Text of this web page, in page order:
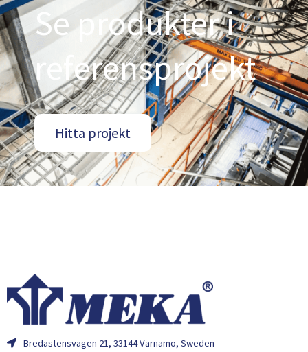
Se produkter i
referensprojekt
Hitta projekt
Bredastensvägen 21, 33144 Värnamo, Sweden